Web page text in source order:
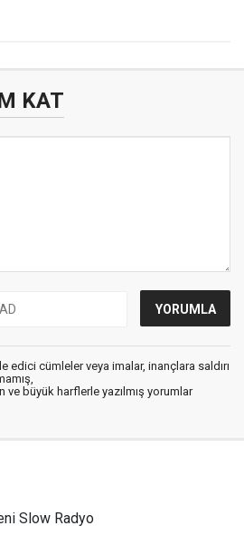
KAT
edici cümleler veya imalar, inançlara saldırı
ve büyük harflerle yazılmış yorumlar
Slow Radyo